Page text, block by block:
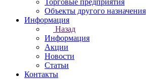
Торговые предприятия
Объекты другого назначения
Информация
Назад
Информация
Акции
Новости
Статьи
Контакты